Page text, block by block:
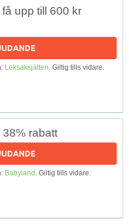
upp till 600 kr
Leksaksjätten. Giltig tills vidare.
rabatt
Babyland. Giltig tills vidare.